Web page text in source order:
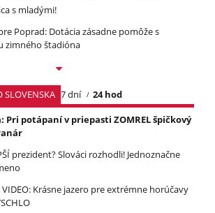
s mladými!
Poprad: Dotácia zásadne pomôže s
zimného štadióna
SLOVENSKA 7 dní
24 hod
Pri potápaní v priepasti ZOMREL špičkový
prezident? Slováci rozhodli! Jednoznačne
VIDEO: Krásne jazero pre extrémne horúčavy